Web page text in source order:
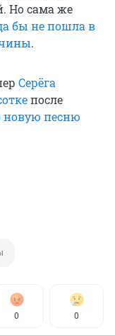
Но сама же
бы не пошла в
.
Серёга
после
новую песню
0 0